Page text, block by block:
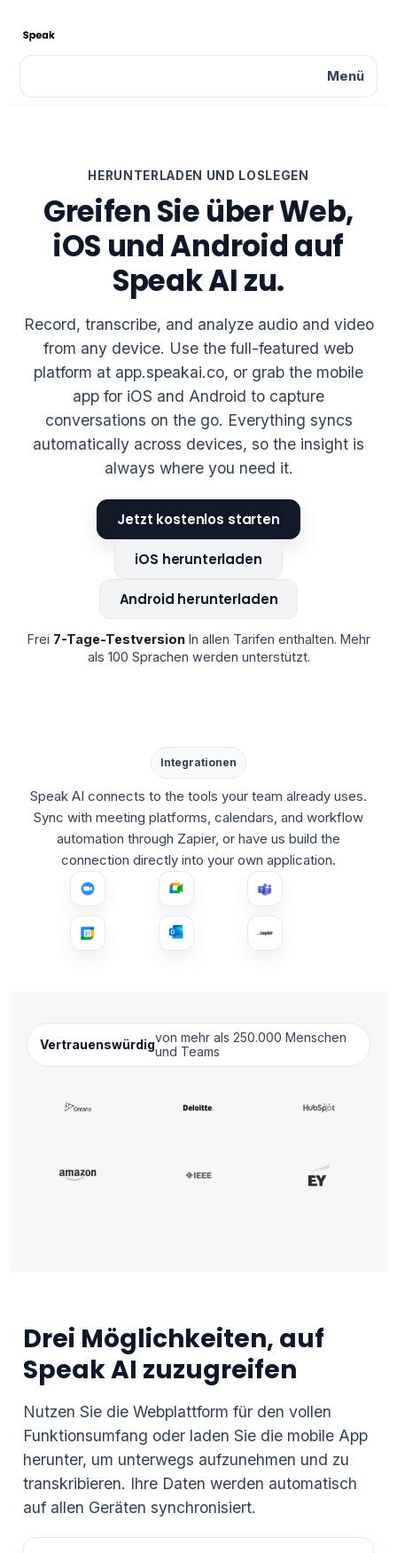
Menü
HERUNTERLADEN UND LOSLEGEN
Greifen Sie über Web,
iOS und Android auf
Speak AI zu.
Record, transcribe, and analyze audio and video
from any device. Use the full-featured web
platform at app.speakai.co, or grab the mobile
app for iOS and Android to capture
conversations on the go. Everything syncs
automatically across devices, so the insight is
always where you need it.
Jetzt kostenlos starten
iOS herunterladen
Android herunterladen
Frei 7-Tage-TestversionIn allen Tarifen enthalten. Mehr
als 100 Sprachen werden unterstützt.
Integrationen
Speak AI connects to the tools your team already uses.
Sync with meeting platforms, calendars, and workflow
automation through Zapier, or have us build the
connection directly into your own application.
Vertrauenswürdigvon mehr als 250.000 Menschen
und Teams
Drei Möglichkeiten, auf
Speak AI zuzugreifen
Nutzen Sie die Webplattform für den vollen
Funktionsumfang oder laden Sie die mobile App
herunter, um unterwegs aufzunehmen und zu
transkribieren. Ihre Daten werden automatisch
auf allen Geräten synchronisiert.